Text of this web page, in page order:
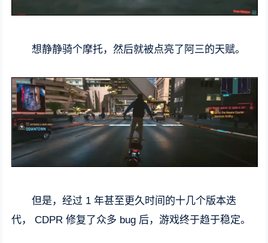
想静静骑个摩托，然后就被点亮了阿三的天赋。
但是，经过 1 年甚至更久时间的十几个版本迭
代， CDPR 修复了众多 bug 后，游戏终于趋于稳定。